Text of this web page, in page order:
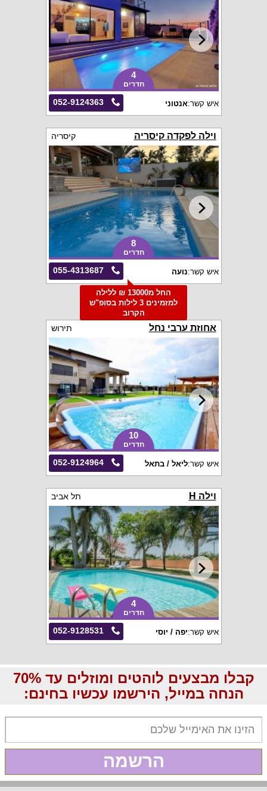
4
חדרים
052-9124363 איש קשר:אנטוני
וילה לפקדה קיסריה קיסריה
8
חדרים
055-4313687 איש קשר:נועה
החל מ13000 ₪ ללילה
למזמינים 3 לילות בסופ"ש
הקרוב
אחוזת ערבי נחל תירוש
10
חדרים
052-9124964 איש קשר:ליאל / בתאל
וילה H תל אביב
4
חדרים
052-9128531 איש קשר:יפה / יוסי
קבלו מבצעים לוהטים ומוזלים עד 70%
הנחה במייל, הירשמו עכשיו בחינם:
הרשמה